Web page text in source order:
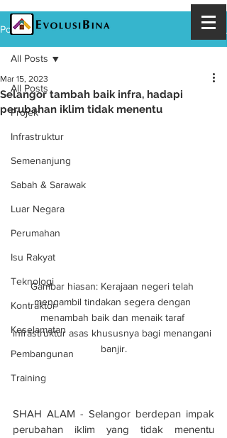
Post
All Posts
Projek
Infrastruktur
Semenanjung
Sabah & Sarawak
Luar Negara
Perumahan
Isu Rakyat
Teknologi
Kontraktor
Keselamatan
Pembangunan
Training
All Posts
Selangor tambah baik infra, hadapi
perubahan iklim tidak menentu
Mar 15, 2023
Gambar hiasan: Kerajaan negeri telah
mengambil tindakan segera dengan
menambah baik dan menaik taraf
infrastruktur asas khususnya bagi menangani
banjir.
SHAH ALAM - Selangor berdepan impak
perubahan iklim yang tidak menentu